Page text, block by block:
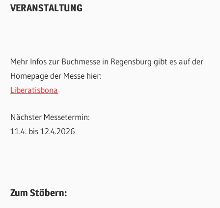
VERANSTALTUNG
Mehr Infos zur Buchmesse in Regensburg gibt es auf der
Homepage der Messe hier:
Liberatisbona
Nächster Messetermin:
11.4. bis 12.4.2026
Zum Stöbern: